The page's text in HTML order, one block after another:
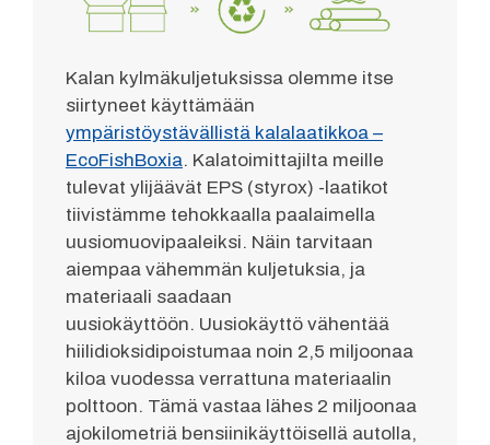
Kalan kylmäkuljetuksissa olemme itse
siirtyneet käyttämään
ympäristöystävällistä kalalaatikkoa –
EcoFishBoxia. Kalatoimittajilta meille
tulevat ylijäävät EPS (styrox) -laatikot
tiivistämme tehokkaalla paalaimella
uusiomuovipaaleiksi. Näin tarvitaan
aiempaa vähemmän kuljetuksia, ja
materiaali saadaan
uusiokäyttöön. Uusiokäyttö vähentää
hiilidioksidipoistumaa noin 2,5 miljoonaa
kiloa vuodessa verrattuna materiaalin
polttoon. Tämä vastaa lähes 2 miljoonaa
ajokilometriä bensiinikäyttöisellä autolla,